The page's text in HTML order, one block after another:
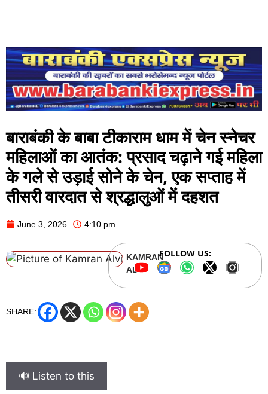
बाराबंकी के बाबा टीकाराम धाम में चेन स्नेचर
महिलाओं का आतंक: प्रसाद चढ़ाने गई महिला
के गले से उड़ाई सोने के चेन, एक सप्ताह में
तीसरी वारदात से श्रद्धालुओं में दहशत
June 3, 2026 4:10 pm
KAMRAN
ALVI
FOLLOW US:
SHARE:
🔊 Listen to this